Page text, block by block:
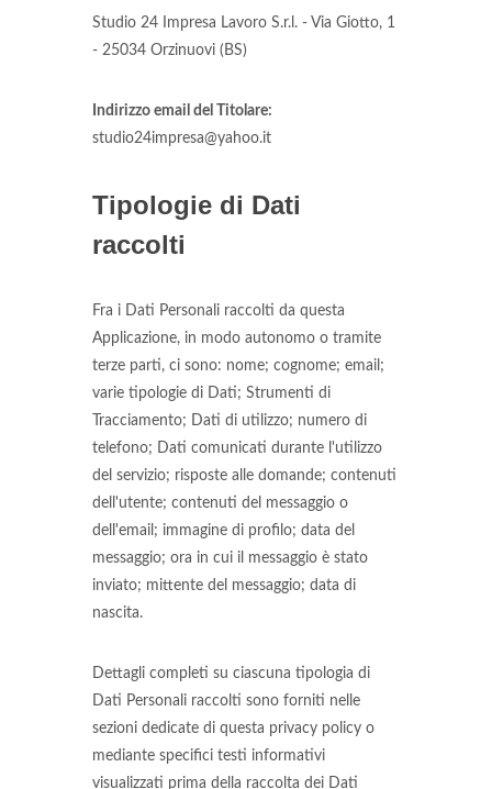
Studio 24 Impresa Lavoro S.r.l. - Via Giotto, 1
- 25034 Orzinuovi (BS)
Indirizzo email del Titolare:
studio24impresa@yahoo.it
Tipologie di Dati
raccolti
Fra i Dati Personali raccolti da questa
Applicazione, in modo autonomo o tramite
terze parti, ci sono: nome; cognome; email;
varie tipologie di Dati; Strumenti di
Tracciamento; Dati di utilizzo; numero di
telefono; Dati comunicati durante l'utilizzo
del servizio; risposte alle domande; contenuti
dell'utente; contenuti del messaggio o
dell'email; immagine di profilo; data del
messaggio; ora in cui il messaggio è stato
inviato; mittente del messaggio; data di
nascita.
Dettagli completi su ciascuna tipologia di
Dati Personali raccolti sono forniti nelle
sezioni dedicate di questa privacy policy o
mediante specifici testi informativi
visualizzati prima della raccolta dei Dati